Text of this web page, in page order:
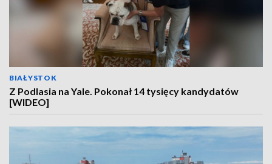
BIAŁYSTOK
Z Podlasia na Yale. Pokonał 14 tysięcy kandydatów
[WIDEO]